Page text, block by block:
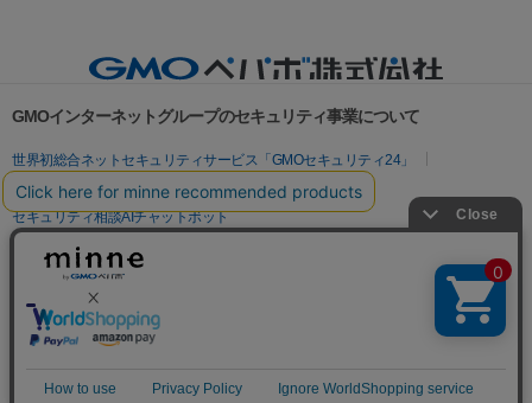
GMOインターネットグループのセキュリティ事業について
世界初総合ネットセキュリティサービス「GMOセキュリティ24」
パスワード漏洩診断
Webサイトリスク診断
セキュリティ相談AIチャットボット
実在証明・盗聴対策
サイバー攻撃対策（GMOサイバーセキュリティ byイエラエ）
サイバー攻撃対策（GMO Flatt Security）
セキュリティ事業の軌跡